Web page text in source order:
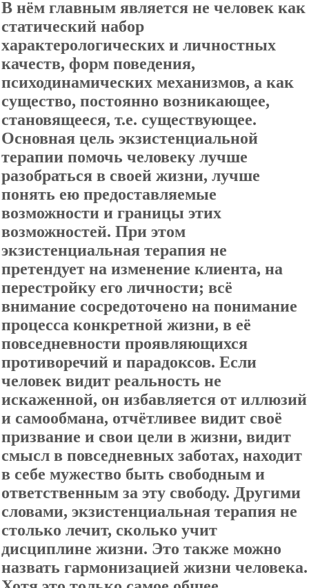
В нём главным является не человек как
статический набор
характерологических и личностных
качеств, форм поведения,
психодинамических механизмов, а как
существо, постоянно возникающее,
становящееся, т.е. существующее.
Основная цель экзистенциальной
терапии помочь человеку лучше
разобраться в своей жизни, лучше
понять ею предоставляемые
возможности и границы этих
возможностей. При этом
экзистенциальная терапия не
претендует на изменение клиента, на
перестройку его личности; всё
внимание сосредоточено на понимание
процесса конкретной жизни, в её
повседневности проявляющихся
противоречий и парадоксов. Если
человек видит реальность не
искаженной, он избавляется от иллюзий
и самообмана, отчётливее видит своё
призвание и свои цели в жизни, видит
смысл в повседневных заботах, находит
в себе мужество быть свободным и
ответственным за эту свободу. Другими
словами, экзистенциальная терапия не
столько лечит, сколько учит
дисциплине жизни. Это также можно
назвать гармонизацией жизни человека.